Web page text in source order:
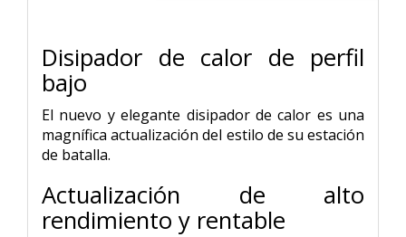
Disipador de calor de perfil
bajo
El nuevo y elegante disipador de calor es una
magnífica actualización del estilo de su estación
de batalla.
Actualización de alto
rendimiento y rentable